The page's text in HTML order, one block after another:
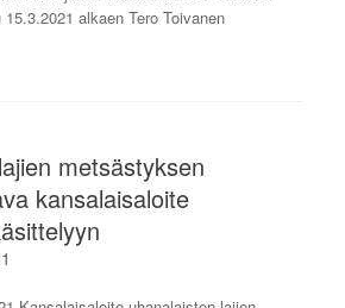
alkaen Tero Toivanen
metsästyksen
kansalaisaloite